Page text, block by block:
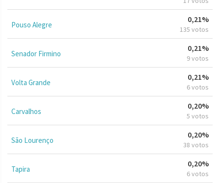
Pouso Alegre
0,21%
135 votos
Senador Firmino
0,21%
9 votos
Volta Grande
0,21%
6 votos
Carvalhos
0,20%
5 votos
São Lourenço
0,20%
38 votos
Tapira
0,20%
6 votos